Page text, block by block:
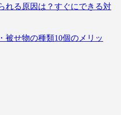
れる原因は？すぐにできる対
被せ物の種類10個のメリッ